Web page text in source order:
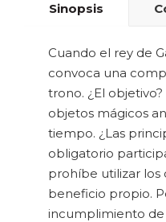
Sinopsis
Cuando el rey de
convoca una
trono. ¿El
objetos mágicos
tiempo. ¿Las
obligatorio
prohíbe utilizar los
beneficio propio.
incumplimiento de